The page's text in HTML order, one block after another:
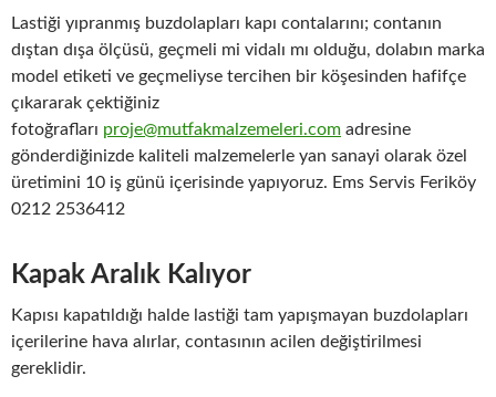
Lastiği yıpranmış buzdolapları kapı contalarını; contanın
dıştan dışa ölçüsü, geçmeli mi vidalı mı olduğu, dolabın marka
model etiketi ve geçmeliyse tercihen bir köşesinden hafifçe
çıkararak çektiğiniz
fotoğrafları proje@mutfakmalzemeleri.com adresine
gönderdiğinizde kaliteli malzemelerle yan sanayi olarak özel
üretimini 10 iş günü içerisinde yapıyoruz. Ems Servis Feriköy
0212 2536412
Kapak Aralık Kalıyor
Kapısı kapatıldığı halde lastiği tam yapışmayan buzdolapları
içerilerine hava alırlar, contasının acilen değiştirilmesi
gereklidir.